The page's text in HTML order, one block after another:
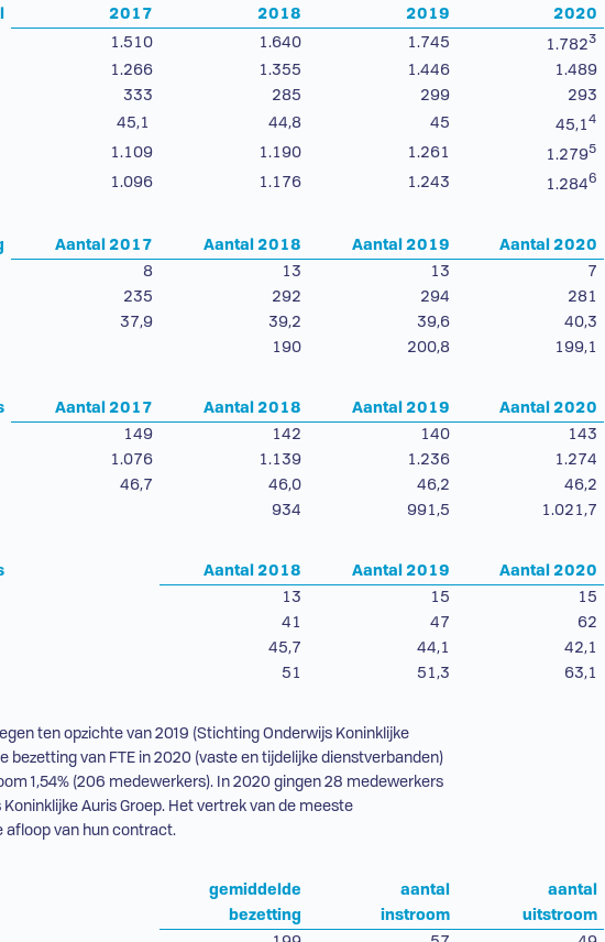
2017 2018 2019
2020
1.510 1.640 1.745 1.7823
1.266 1.355 1.446
1.489
333 285 299
293
45,1 44,8 45 45,14
1.109 1.190 1.261 1.2795
1.096 1.176 1.243 1.2846
Aantal 2017 Aantal 2018 Aantal 2019
Aantal 2020
8 13 13
7
235 292 294
281
37,9 39,2 39,6
40,3
190 200,8 199,1
Aantal 2017 Aantal 2018 Aantal 2019
Aantal 2020
149 142 140
143
1.076 1.139 1.236
1.274
46,7 46,0 46,2
46,2
934 991,5 1.021,7
Aantal 2018 Aantal 2019
Aantal 2020
13 15
15
41 47
62
45,7 44,1
42,1
51 51,3 63,1
ten opzichte van 2019 (Stichting Onderwijs Koninklijke
bezetting van FTE in 2020 (vaste en tijdelijke dienstverbanden)
1,54% (206 medewerkers). In 2020 gingen 28 medewerkers
Auris Groep. Het vertrek van de meeste
afloop van hun contract.
gemiddelde aantal
aantal
bezetting
instroom
uitstroom